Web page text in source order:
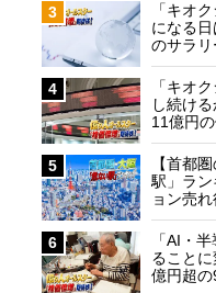
3
「キオ
になる
のサラリ
4
「キオ
し続け
11億円
5
【首都
駅」ラン
ョン売
6
「AI・
ること
億円超